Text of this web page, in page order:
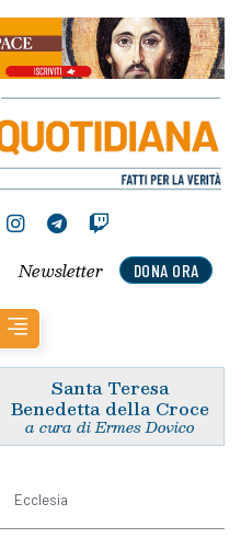
DONA ORA
Newsletter
Santa Teresa
Benedetta della Croce
a cura di Ermes Dovico
Ecclesia